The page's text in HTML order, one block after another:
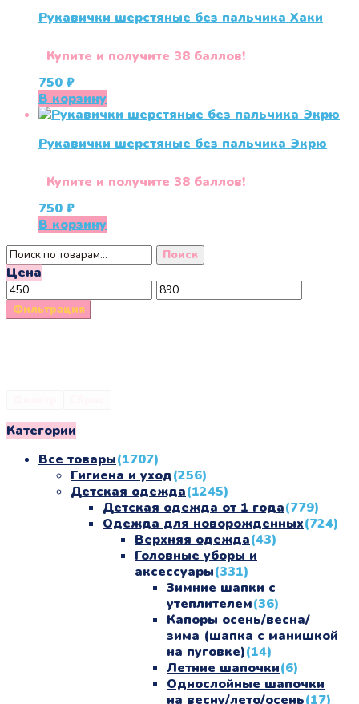
Рукавички шерстяные без пальчика Хаки
Купите и получите 38 баллов!
750 ₽
В корзину
Рукавички шерстяные без пальчика Экрю
Купите и получите 38 баллов!
750 ₽
В корзину
Искать:
Поиск
Цена
Минимальная
цена
Максимальная
цена
Фильтрация
Категории
Все товары(1707)
Гигиена и уход(256)
Детская одежда(1245)
Детская одежда от 1 года(779)
Одежда для новорожденных(724)
Верхняя одежда(43)
Головные уборы и
аксессуары(331)
Зимние шапки с
утеплителем(36)
Капоры осень/весна/
зима (шапка с манишкой
на пуговке)(14)
Летние шапочки(6)
Однослойные шапочки
на весну/лето/осень(17)